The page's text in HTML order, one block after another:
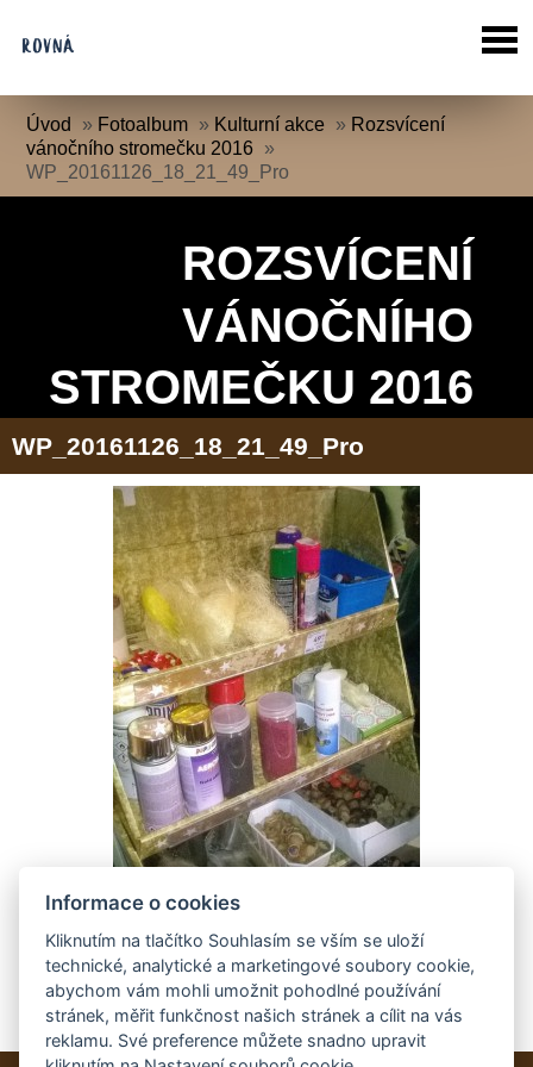
Úvod » Fotoalbum » Kulturní akce » Rozsvícení
vánočního stromečku 2016 »
WP_20161126_18_21_49_Pro
ROZSVÍCENÍ
VÁNOČNÍHO
STROMEČKU 2016
WP_20161126_18_21_49_Pro
Informace o cookies
Kliknutím na tlačítko Souhlasím se vším se uloží
technické, analytické a marketingové soubory cookie,
abychom vám mohli umožnit pohodlné používání
stránek, měřit funkčnost našich stránek a cílit na vás
reklamu. Své preference můžete snadno upravit